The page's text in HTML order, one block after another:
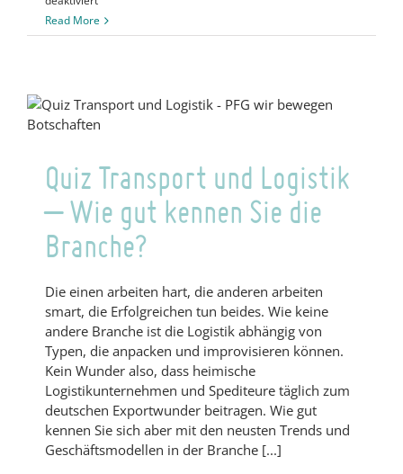
Quiz
Chemieindustrie
gut
kennen
Branche?
Read More
Quiz Transport und Logistik
– Wie gut kennen Sie die
Branche?
Die einen arbeiten hart, die anderen arbeiten
smart, die Erfolgreichen tun beides. Wie keine
andere Branche ist die Logistik abhängig von
Typen, die anpacken und improvisieren können.
Kein Wunder also, dass heimische
Logistikunternehmen und Spediteure täglich zum
deutschen Exportwunder beitragen. Wie gut
kennen Sie sich aber mit den neusten Trends und
Geschäftsmodellen in der Branche [...]